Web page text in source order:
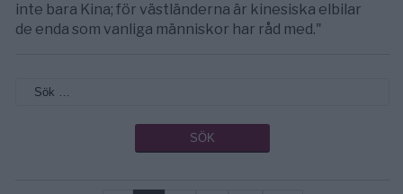
inte bara Kina; för västländerna är kinesiska elbilar
de enda som vanliga människor har råd med."